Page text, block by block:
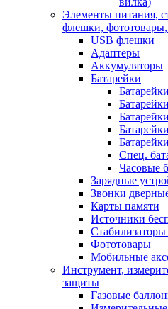
Элементы питания,
флешки,
USB флешки
Адаптеры
Аккумуляторы
Батарейки
Спец.
Часовые
Зарядные
Звонки
Карты памяти
Источники
Фототовары
Мобильные
Инструмент,
защиты
Газовые